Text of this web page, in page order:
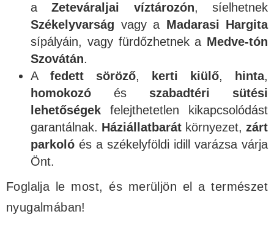
aZeteváraljai víztározón, síelhetnek
Székelyvarság vagy a Madarasi Hargita
sípályáin, vagy fürdőzhetnek a Medve-tón
Szovátán.
A fedett söröző, kerti kiülő, hinta,
homokozó és szabadtéri sütési
lehetőségek felejthetetlen kikapcsolódást
garantálnak. Háziállatbarát környezet, zárt
parkoló és a székelyföldi idill varázsa várja
Önt.
Foglalja le most, és merüljön el a természet
nyugalmában!